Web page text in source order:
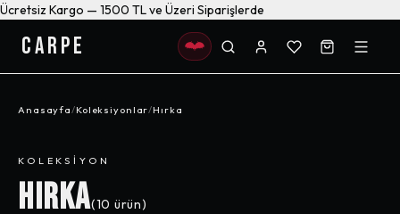
Ücretsiz Kargo — 1500 TL ve Üzeri Siparişlerde
CARPE
Anasayfa/Koleksiyonlar/Hırka
KOLEKSIYON
HIRKA(10 ürün)